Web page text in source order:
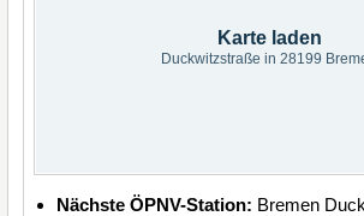
Karte laden
Duckwitzstraße in 28199
Nächste ÖPNV-Station: Bremen